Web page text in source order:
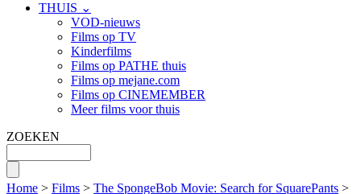
THUIS ⌄
VOD-nieuws
Films op TV
Kinderfilms
Films op PATHE thuis
Films op mejane.com
Films op CINEMEMBER
Meer films voor thuis
ZOEKEN
Home > Films > The SpongeBob Movie: Search for SquarePants >